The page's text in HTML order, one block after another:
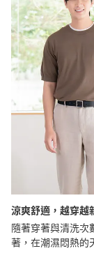
涼爽舒適，越穿越
隨著穿著與清洗次
著，在潮濕悶熱的